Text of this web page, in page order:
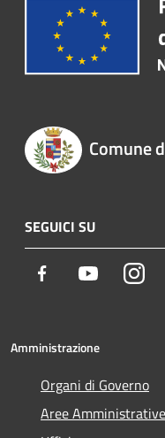
Comune
SEGUICI SU
Facebook Youtube
Amministrazione
Organi di Governo
Aree Amministrative